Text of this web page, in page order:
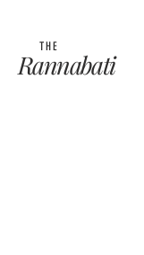
THE
Rannabati